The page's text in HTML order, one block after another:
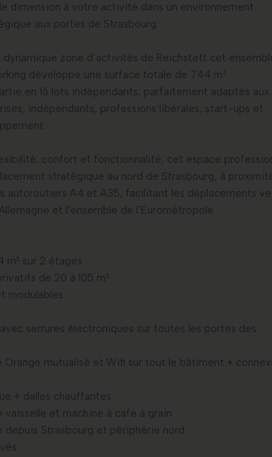
dimension à votre activité dans un environnement
aux portes de Strasbourg.
zone d’activités de Reichstett cet
développe une surface totale de 744 m²
en 16 lots indépendants, parfaitement adaptés aux
indépendants, professions libérales, start-ups et
confort et fonctionnalité, cet espace
stratégique au nord de Strasbourg, à
autoroutiers A4 et A35, facilitant les déplacements
et l’ensemble de l’Eurométropole.
m² sur 2 étages
de 20 à 105 m²
modulables
serrures électroniques sur toutes les portes des
Orange mutualisé et Wifi sur tout le bâtiment +
+ dalles chauffantes
et machine à café à grain
depuis Strasbourg et périphérie nord